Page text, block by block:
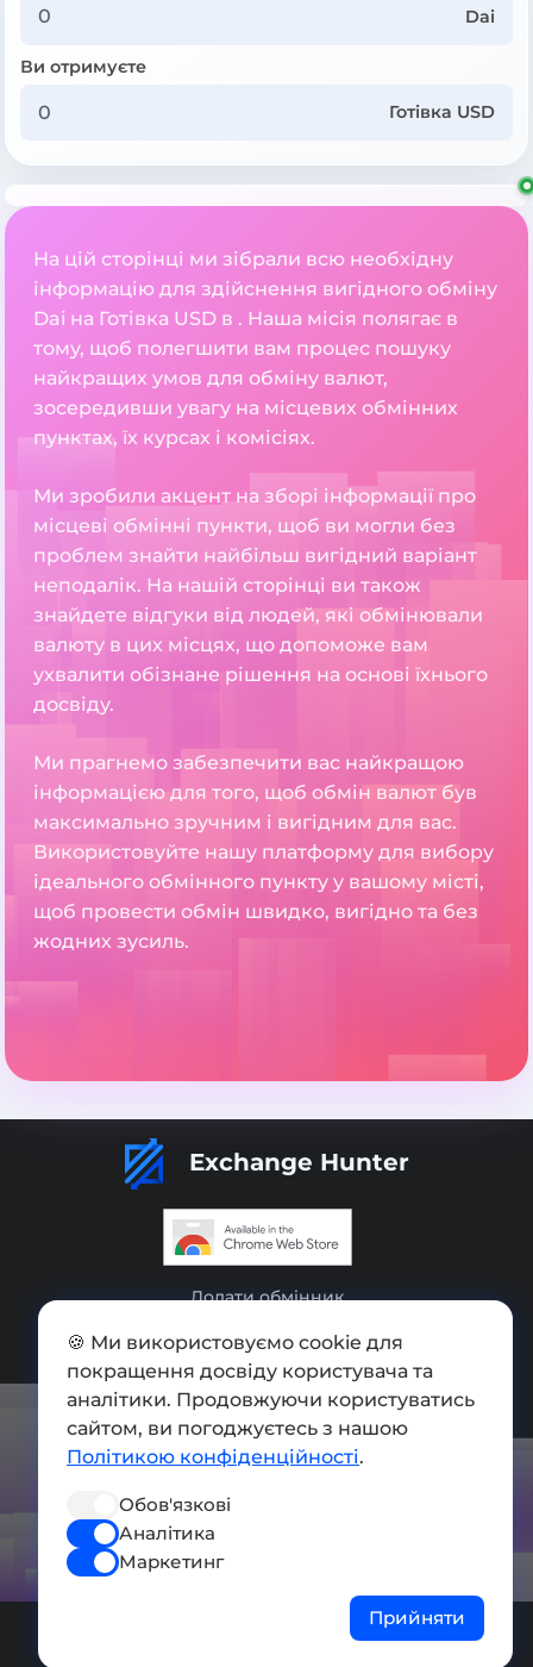
Dai
Ви отримуєте
Готівка USD
На цій сторінці ми зібрали всю необхідну
інформацію для здійснення вигідного обміну
Dai на Готівка USD в . Наша місія полягає в
тому, щоб полегшити вам процес пошуку
найкращих умов для обміну валют,
зосередивши увагу на місцевих обмінних
пунктах, їх курсах і комісіях.
Ми зробили акцент на зборі інформації про
місцеві обмінні пункти, щоб ви могли без
проблем знайти найбільш вигідний варіант
неподалік. На нашій сторінці ви також
знайдете відгуки від людей, які обмінювали
валюту в цих місцях, що допоможе вам
ухвалити обізнане рішення на основі їхнього
досвіду.
Ми прагнемо забезпечити вас найкращою
інформацією для того, щоб обмін валют був
максимально зручним і вигідним для вас.
Використовуйте нашу платформу для вибору
ідеального обмінного пункту у вашому місті,
щоб провести обмін швидко, вигідно та без
жодних зусиль.
Exchange Hunter
Додати обмінник
Мапа сайту
Press kit
Умови використання
Політика конфіденційності
СОЦ. МЕРЕЖІ
🍪 Ми використовуємо cookie для
покращення досвіду користувача та
аналітики. Продовжуючи користуватись
сайтом, ви погоджуєтесь з нашою
Політикою конфіденційності.
Обов'язкові
Аналітика
Маркетинг
Прийняти